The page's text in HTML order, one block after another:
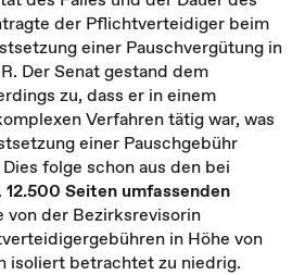
der Pflichtverteidiger beim
einer Pauschvergütung in
Der Senat gestand dem
zu, dass er in einem
Verfahren tätig war, was
einer Pauschgebühr
folge schon aus den bei
12.500 Seiten umfassenden
von der Bezirksrevisorin
in Höhe von
isoliert betrachtet zu niedrig.